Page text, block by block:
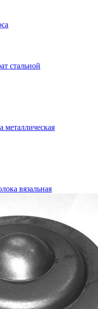
стальной
металлическая
вязальная